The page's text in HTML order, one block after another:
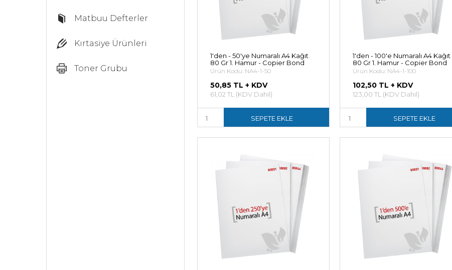
Matbuu Defterler
Kırtasiye Ürünleri
Toner Grubu
1'den - 50'ye Numaralı A4 Kağıt
80 Gr 1. Hamur - Copier Bond
Ürün Kodu: NA4-1-50
50,85 TL + KDV
61,02 TL (KDV Dahil)
SEPETE EKLE
1'den - 100'e Numaralı A4 Kağıt
80 Gr 1. Hamur - Copier Bond
Ürün Kodu: NA4-1-100
102,50 TL + KDV
123,00 TL (KDV Dahil)
SEPETE EKLE